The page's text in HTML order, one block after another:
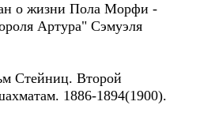
о жизни Пола Морфи -
Артура" Сэмуэля
Стейниц. Второй
1886-1894(1900).